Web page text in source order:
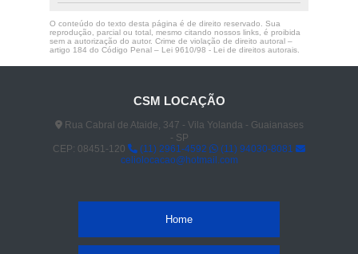
O conteúdo do texto desta página é de direito reservado. Sua
reprodução, parcial ou total, mesmo citando nossos links, é proibida
sem a autorização do autor. Crime de violação de direito autoral –
artigo 184 do Código Penal – Lei 9610/98 - Lei de direitos autorais.
CSM LOCAÇÃO
Rua Cabral de Ataide, 347 - Vila Yolanda - Guaianases
- SP
CEP: 08451-120
(11) 2961-4592
(11) 94030-8081
celiolocacao@hotmail.com
Home